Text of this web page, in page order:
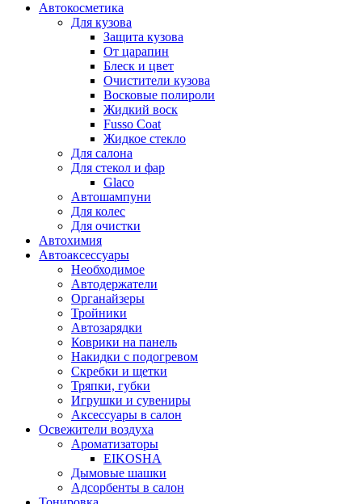
Автокосметика
Для кузова
Защита кузова
От царапин
Блеск и цвет
Очистители кузова
Восковые полироли
Жидкий воск
Fusso Coat
Жидкое стекло
Для салона
Для стекол и фар
Glaco
Автошампуни
Для колес
Для очистки
Автохимия
Автоаксессуары
Необходимое
Автодержатели
Органайзеры
Тройники
Автозарядки
Коврики на панель
Накидки с подогревом
Скребки и щетки
Тряпки, губки
Игрушки и сувениры
Аксессуары в салон
Освежители воздуха
Ароматизаторы
EIKOSHA
Дымовые шашки
Адсорбенты в салон